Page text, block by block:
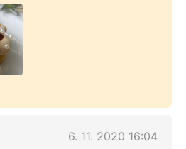
6. 11. 2020 16:04